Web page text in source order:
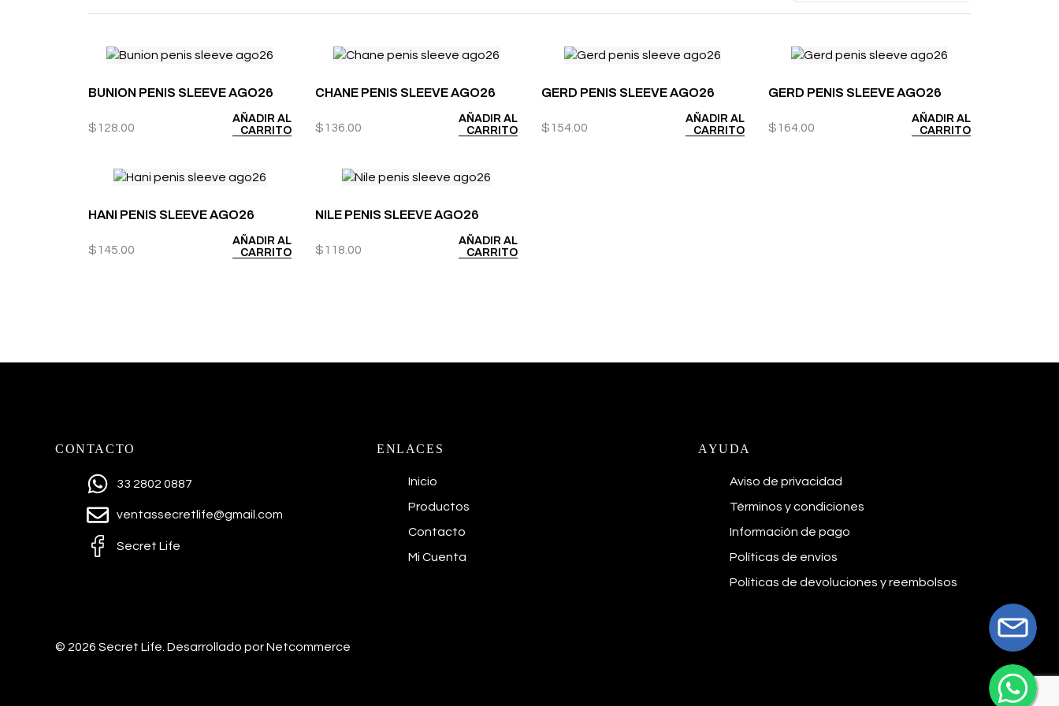
BUNION PENIS SLEEVE AGO26
$128.00
AÑADIR AL
CARRITO
CHANE PENIS SLEEVE AGO26
$136.00
AÑADIR AL
CARRITO
GERD PENIS SLEEVE AGO26
$154.00
AÑADIR AL
CARRITO
GERD PENIS SLEEVE AGO26
$164.00
AÑADIR AL
CARRITO
HANI PENIS SLEEVE AGO26
$145.00
AÑADIR AL
CARRITO
NILE PENIS SLEEVE AGO26
$118.00
AÑADIR AL
CARRITO
CONTACTO
33 2802 0887
ventassecretlife@gmail.com
Secret Life
ENLACES
Inicio
Productos
Contacto
Mi Cuenta
AYUDA
Aviso de privacidad
Términos y condiciones
Información de pago
Políticas de envíos
Políticas de devoluciones y reembolsos
© 2026 Secret Life. Desarrollado por Netcommerce